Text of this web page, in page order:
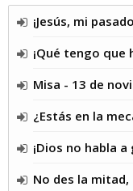
¡Jesús, mi
¡Qué tengo que
Misa - 13 de
¿Estás en la
¡Dios no habla
No des la mitad,